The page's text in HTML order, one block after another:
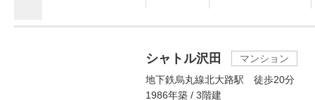
シャトル沢田
マンション
地下鉄烏丸線北大路駅 徒歩20分
1986年築 / 3階建